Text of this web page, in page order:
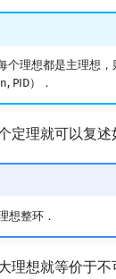
个理想都是主理想
PID）．
定理就可以复述
想整环．
理想就等价于不